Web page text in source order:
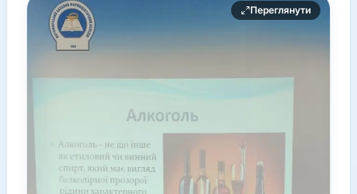
Переглянути